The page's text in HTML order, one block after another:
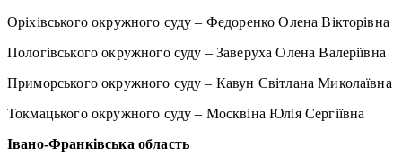
Оріхівського окружного суду – Федоренко Олена Вікторівна
Пологівського окружного суду – Заверуха Олена Валеріївна
Приморського окружного суду – Кавун Світлана Миколаївна
Токмацького окружного суду – Москвіна Юлія Сергіївна
Івано-Франківська область